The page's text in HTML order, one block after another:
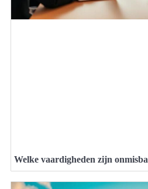
Welke vaardigheden zijn